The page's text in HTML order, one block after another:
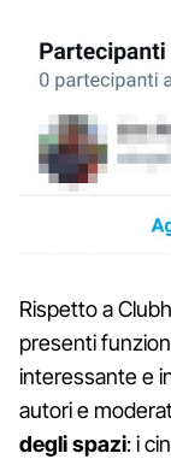
Rispetto a
presenti
interessante e
autori e
degli spazi: i